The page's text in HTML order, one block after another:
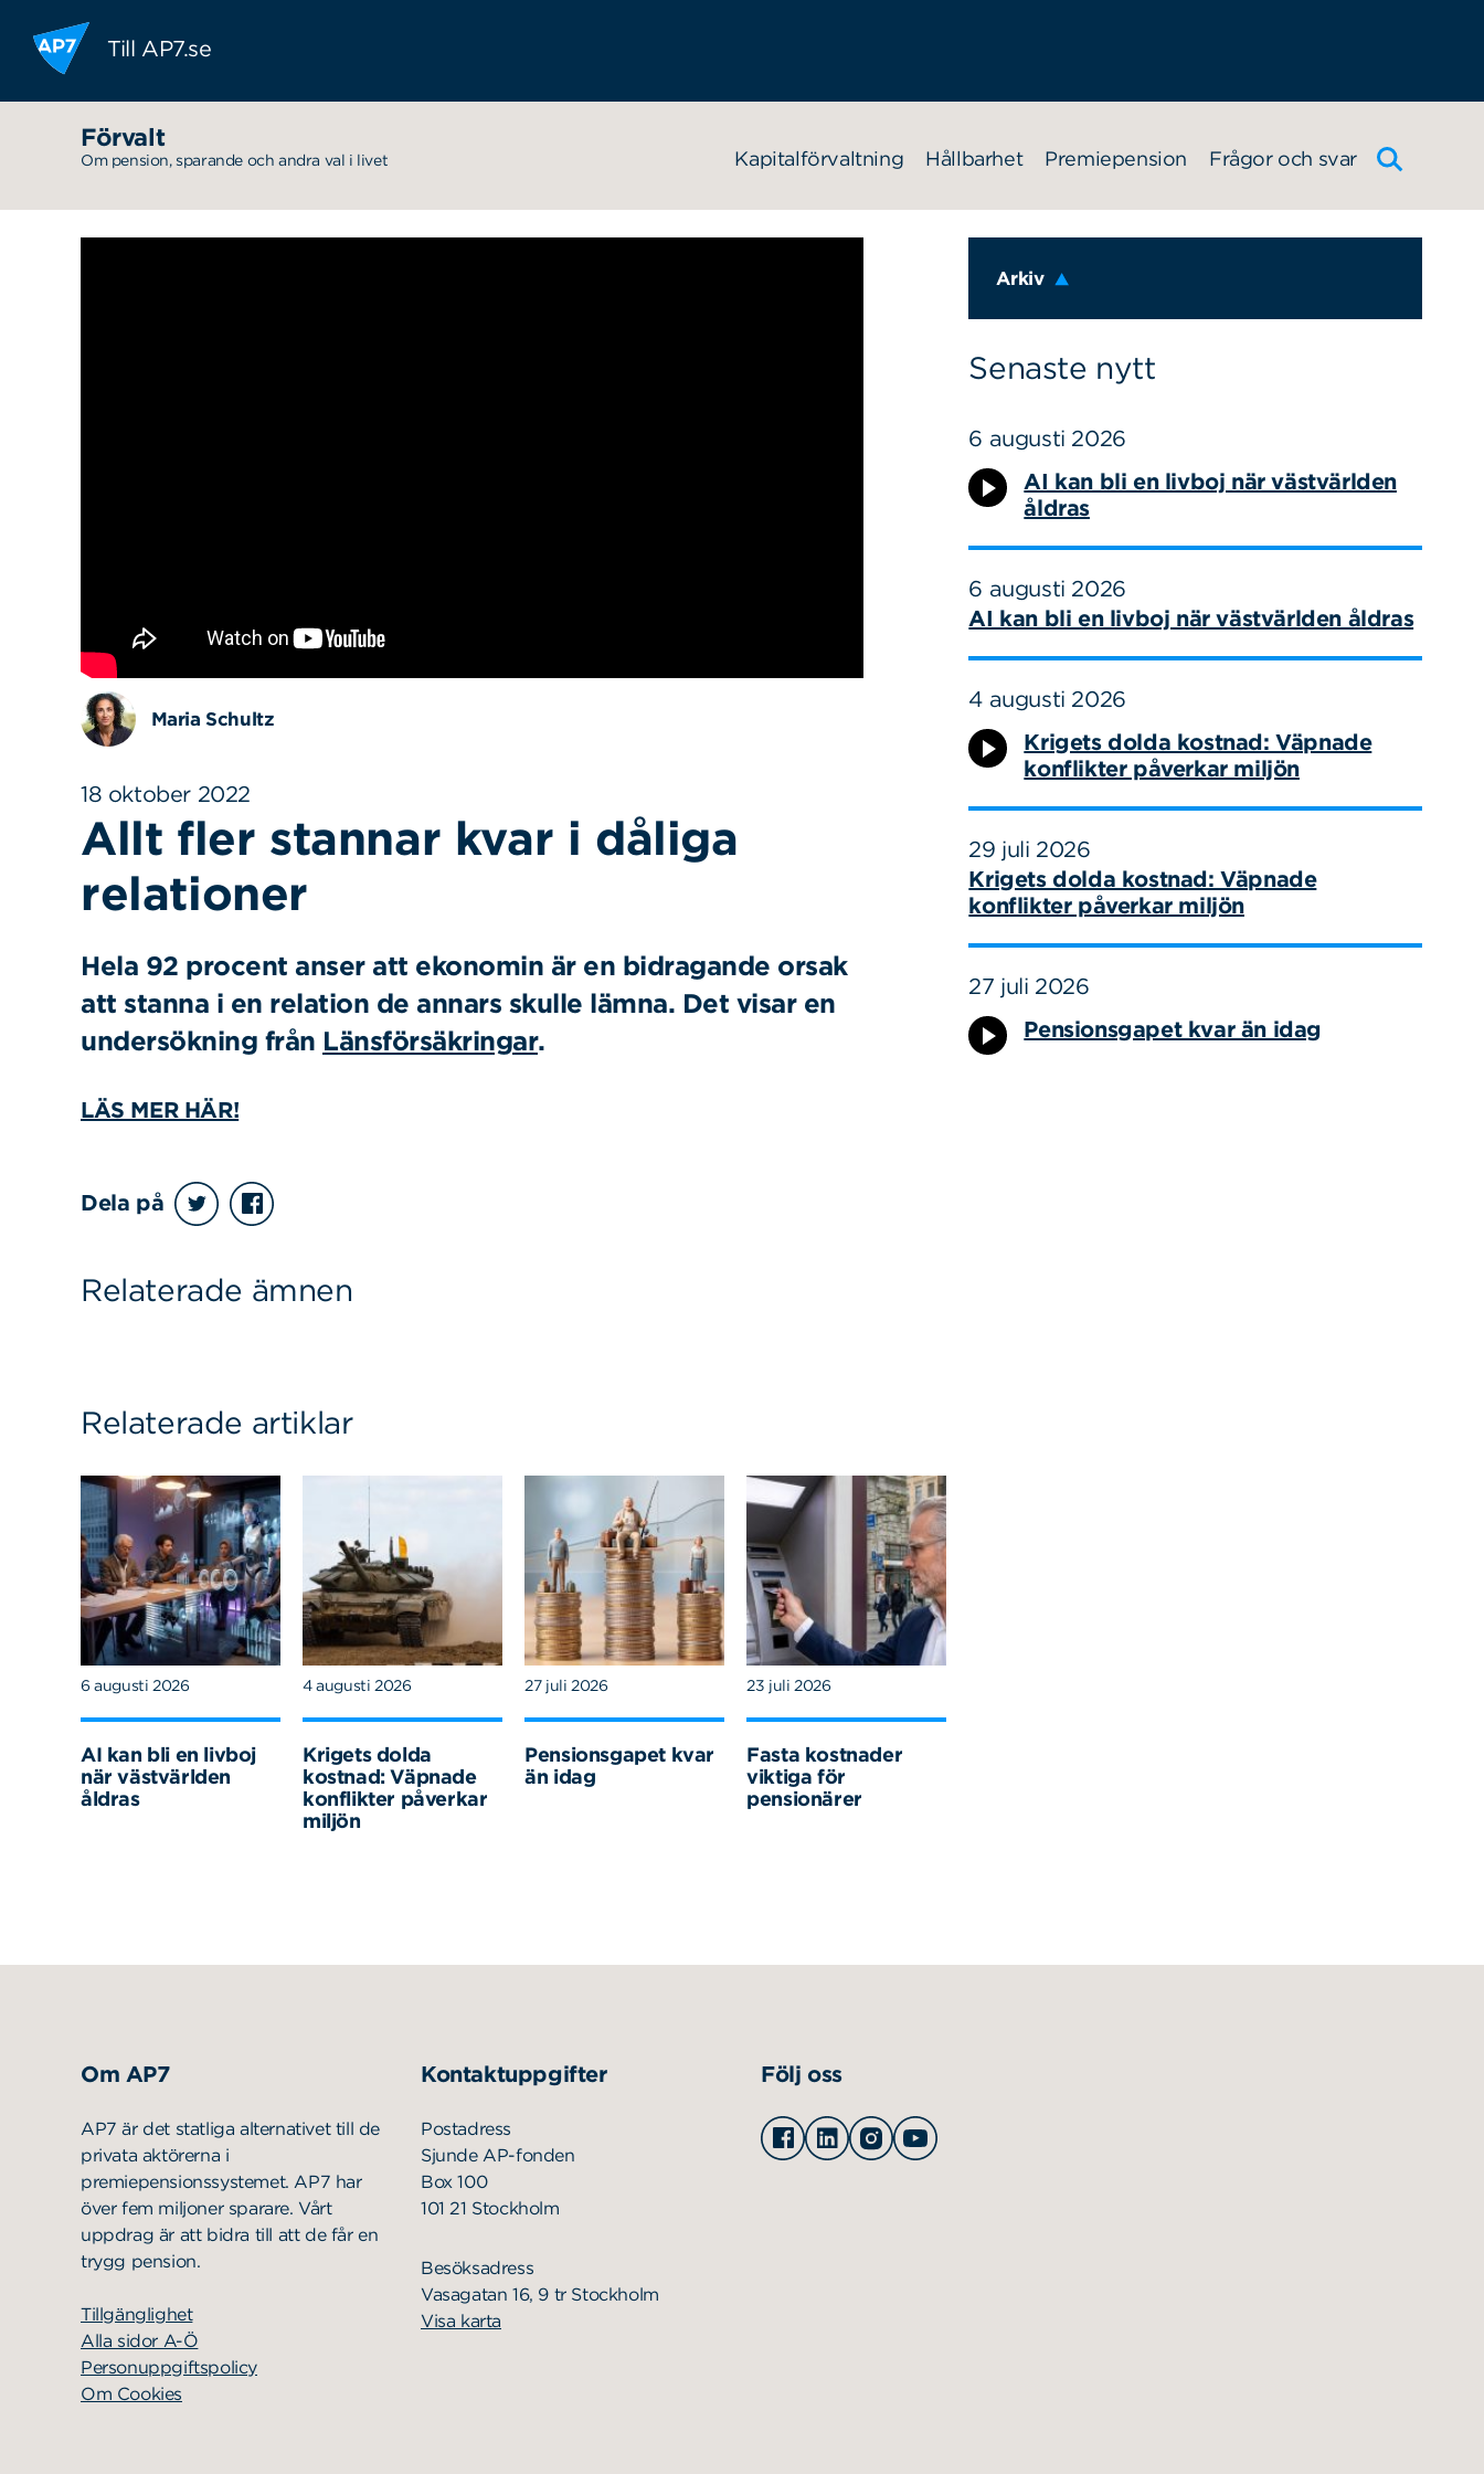
Hoppa till innehållet
Till AP7.se
Förvalt
Om pension, sparande och andra val i livet Kapitalförvaltning Hållbarhet Premiepension Frågor och svar
Arkiv
Senaste nytt
6 augusti 2026
AI kan bli en livboj när västvärlden
åldras
6 augusti 2026
AI kan bli en livboj när västvärlden åldras
4 augusti 2026
Krigets dolda kostnad: Väpnade
konflikter påverkar miljön
29 juli 2026
Krigets dolda kostnad: Väpnade
konflikter påverkar miljön
27 juli 2026
Pensionsgapet kvar än idag
Maria Schultz
18 oktober 2022
Allt fler stannar kvar i dåliga
relationer
Hela 92 procent anser att ekonomin är en bidragande orsak
att stanna i en relation de annars skulle lämna. Det visar en
undersökning från Länsförsäkringar.
LÄS MER HÄR!
Dela på
Relaterade ämnen
Relaterade artiklar
6 augusti 2026
AI kan bli en livboj
när västvärlden
åldras
4 augusti 2026
Krigets dolda
kostnad: Väpnade
konflikter påverkar
miljön
27 juli 2026
Pensionsgapet kvar
än idag
23 juli 2026
Fasta kostnader
viktiga för
pensionärer
Om AP7
AP7 är det statliga alternativet till de
privata aktörerna i
premiepensionssystemet. AP7 har
över fem miljoner sparare. Vårt
uppdrag är att bidra till att de får en
trygg pension.
Tillgänglighet
Alla sidor A-Ö
Personuppgiftspolicy
Om Cookies
Kontaktuppgifter
Postadress
Sjunde AP-fonden
Box 100
101 21 Stockholm
Besöksadress
Vasagatan 16, 9 tr Stockholm
Visa karta
Följ oss
Facebook
LinkedinInstagramYoutube
Sök på sidan:Sök